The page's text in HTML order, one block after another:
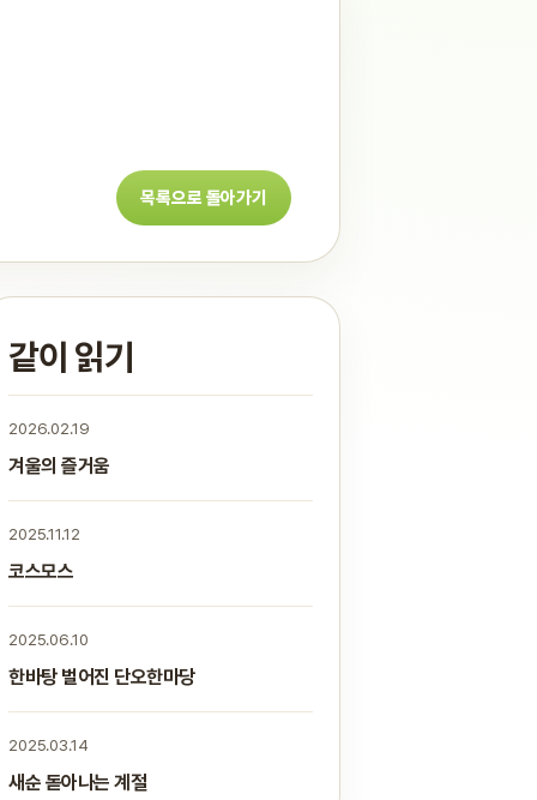
목록으로 돌아가기
같이 읽기
2026.02.19
겨울의 즐거움
2025.11.12
코스모스
2025.06.10
한바탕 벌어진 단오한마당
2025.03.14
새순 돋아나는 계절